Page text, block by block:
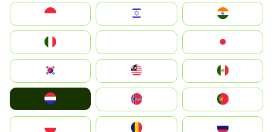
South Korea